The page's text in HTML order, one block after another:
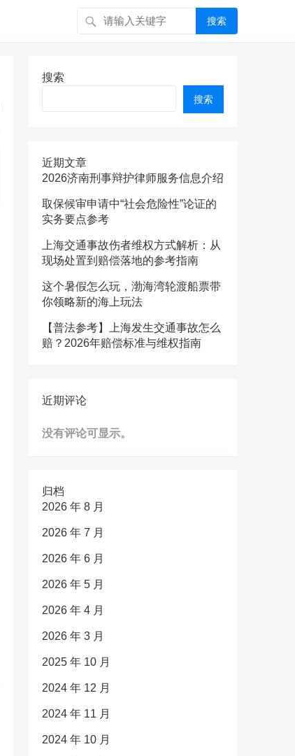
搜索
搜索
搜索
近期文章
2026济南刑事辩护律师服务信息介绍
取保候审申请中“社会危险性”论证的
实务要点参考
上海交通事故伤者维权方式解析：从
现场处置到赔偿落地的参考指南
这个暑假怎么玩，渤海湾轮渡船票带
你领略新的海上玩法
【普法参考】上海发生交通事故怎么
赔？2026年赔偿标准与维权指南
近期评论
没有评论可显示。
归档
2026 年 8 月
2026 年 7 月
2026 年 6 月
2026 年 5 月
2026 年 4 月
2026 年 3 月
2025 年 10 月
2024 年 12 月
2024 年 11 月
2024 年 10 月